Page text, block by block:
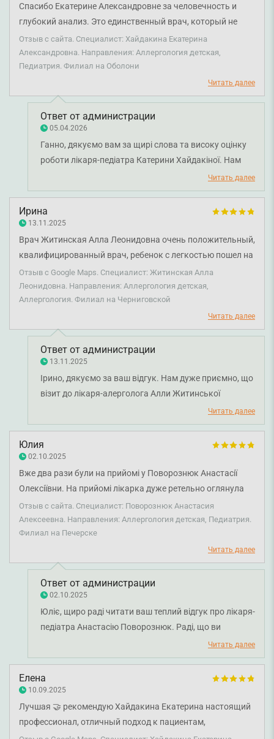
Спасибо Екатерине Александровне за человечность и
глубокий анализ. Это единственный врач, который не
просто назначил антигистамины и сироп, а разобрался в
причинах, назначил правильные обследования и дал
четкие рекомендации, улучшившие качество жизни не
только ребенка, но и всей семьи. Настоящий специалист!
Отзыв с сайта. Специалист: Хайдакина Екатерина
Александровна. Направления: Аллергология детская,
Педиатрия. Филиал на Оболони
Читать далее
Ответ от администрации
05.04.2026
Ганно, дякуємо вам за щирі слова та високу оцінку
роботи лікаря-педіатра Катерини Хайдакіної. Нам
надзвичайно важливо, що ви отримали не лише
призначення, а й повне розуміння причин та
ефективні рекомендації. Бажаємо вам міцного
здоров'я!
Читать далее
Ирина
13.11.2025
Врач Житинская Алла Леонидовна очень положительный,
квалифицированный врач, ребенок с легкостью пошел на
контакт. Спасибо, рекомендую.
Отзыв с Google Maps. Специалист: Житинская Алла
Леонидовна. Направления: Аллергология детская,
Аллергология. Филиал на Черниговской
Читать далее
Ответ от администрации
13.11.2025
Ірино, дякуємо за ваш відгук. Нам дуже приємно, що
візит до лікаря-алерголога Алли Житинської
залишив лише позитивні враження, а дитині було
комфортно на прийомі. Бажаємо вам міцного
Читать далее
Юлия
02.10.2025
Вже два рази були на прийомі у Поворознюк Анастасії
Олексіївни. На прийомі лікарка дуже ретельно оглянула
дитину і вислухала усі скарги, на основі чого було
поставлено діагноз і призначене лікування. Про умови
перебігу хвороби і всі нюанси пояснила дуже ретельно і
зрозуміло. Маю досвід інших лікарів, але до Анастасії
Олексіївни будемо у разі потреби ще звертатися. Хотілося,
щоб таких лікарів було побільше. Дякую Анастасії
Олексіївні
Отзыв с сайта. Специалист: Поворознюк Анастасия
Алексеевна. Направления: Аллергология детская, Педиатрия.
Филиал на Печерске
Читать далее
Ответ от администрации
02.10.2025
Юліє, щиро раді читати ваш теплий відгук про лікаря-
педіатра Анастасію Поворознюк. Раді, що ви
залишилися задоволені консультаціями та
результатами лікування. Бажаємо вам міцного
Читать далее
Елена
10.09.2025
Лучшая 🤝 рекомендую Хайдакина Екатерина настоящий
профессионал, отличный подход к пациентам,